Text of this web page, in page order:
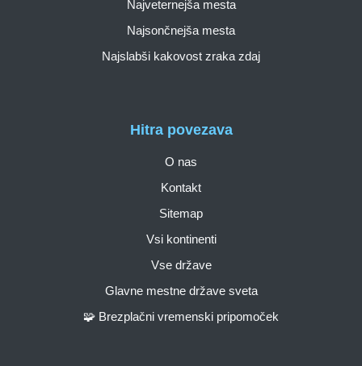
Hitra povezava
O nas
Kontakt
Sitemap
Vsi kontinenti
Vse države
Glavne mestne države sveta
🧩 Brezplačni vremenski pripomoček
Najveternejša mesta
Najsončnejša mesta
Najslabši kakovost zraka zdaj